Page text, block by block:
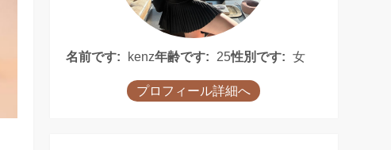
名前です: kenz年齢です: 25性別です: 女
プロフィール詳細へ